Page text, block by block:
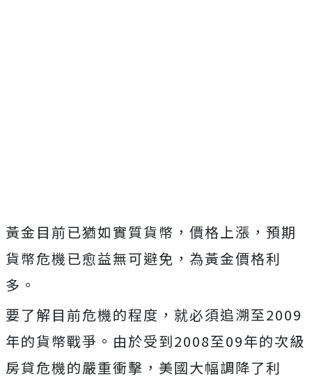
黃金目前已猶如實質貨幣，價格上漲，預期
貨幣危機已愈益無可避免，為黃金價格利
多。
要了解目前危機的程度，就必須追溯至2009
年的貨幣戰爭。由於受到2008至09年的次級
房貸危機的嚴重衝擊，美國大幅調降了利